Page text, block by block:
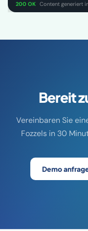
200 OK Content generiert in
Bereit
Vereinbaren Sie
Fozzels in 30
Demo